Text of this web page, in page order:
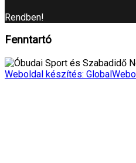
Rendben!
Fenntartó
Óbudai Sport és Szabadidő
Weboldal készítés: